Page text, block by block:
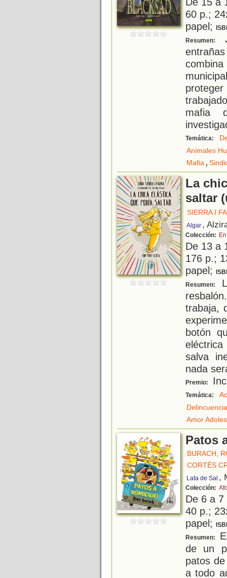
60 p.;
papel;
Resumen:
mafia
Temática:
Animales
Mafia,
La
saltar
SIERRA I
Algar ,
Colección:
De 13 a
176 p.;
papel;
Resumen:
trabaja,
botón
salva
nada
Premio:
Temática:
Delincuencia
Amor
Patos
BURACH,
CORTÉS
Lata de Sal ,
Colección:
De 6 a
40 p.;
papel;
Resumen:
de un
patos
a todo